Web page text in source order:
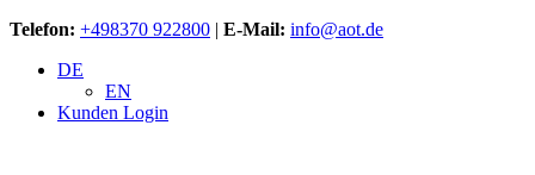
Telefon: +498370 922800 | E-Mail: info@aot.de
DE
EN
Kunden Login